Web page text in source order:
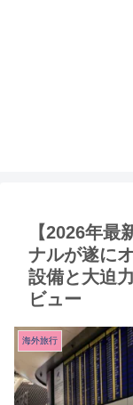
【2026年最
ナルが遂に
設備と大迫
ビュー
海外旅行